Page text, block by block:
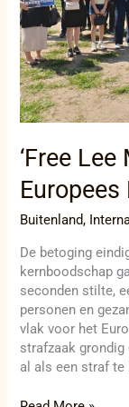
‘Free
Buitenland,
De betoging
kernboodschap
seconden stilte,
personen en
vlak voor het
strafzaak
al als een straf
Parlement
in
Brussel